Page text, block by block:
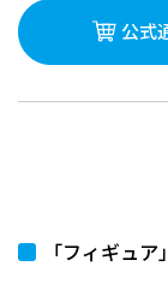
公式
「フィギュ